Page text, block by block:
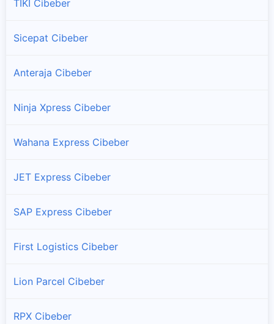
TIKI Cibeber
Sicepat Cibeber
Anteraja Cibeber
Ninja Xpress Cibeber
Wahana Express Cibeber
JET Express Cibeber
SAP Express Cibeber
First Logistics Cibeber
Lion Parcel Cibeber
RPX Cibeber